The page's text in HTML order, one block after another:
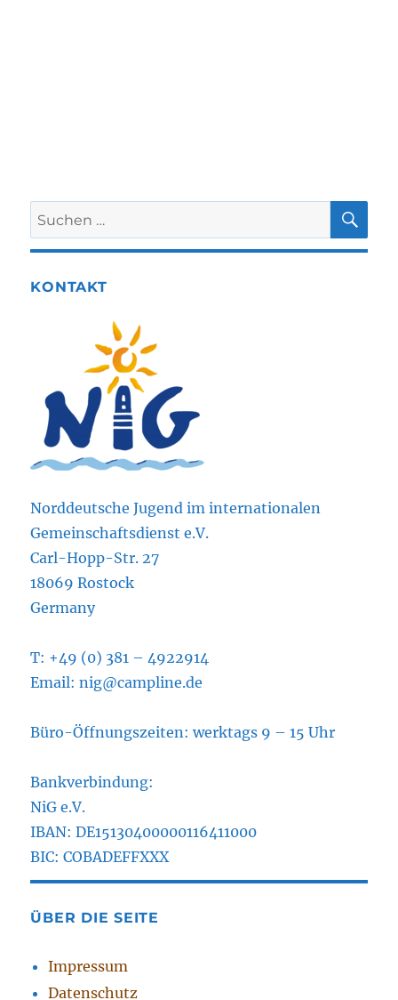
Suchen
nach:
KONTAKT
Norddeutsche Jugend im internationalen
Gemeinschaftsdienst e.V.
Carl-Hopp-Str. 27
18069 Rostock
Germany
T: +49 (0) 381 – 4922914
Email: nig@campline.de
Büro-Öffnungszeiten: werktags 9 – 15 Uhr
Bankverbindung:
NiG e.V.
IBAN: DE15130400000116411000
BIC: COBADEFFXXX
ÜBER DIE SEITE
Impressum
Datenschutz